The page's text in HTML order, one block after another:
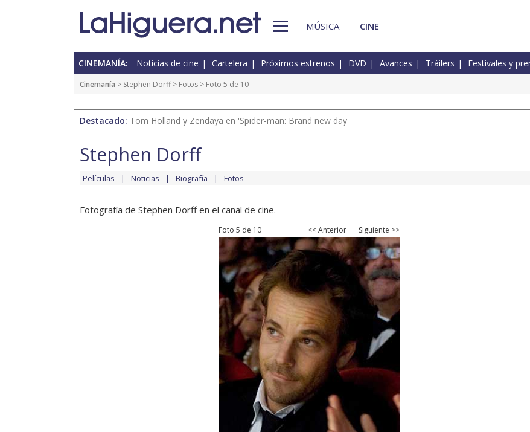
MÚSICA CINE
CINEMANÍA: Noticias de cine Cartelera Próximos estrenos DVD Avances Tráilers Festivales y
Cinemanía > Stephen Dorff> Fotos > Foto 5 de 10
Destacado: Tom Holland y Zendaya en 'Spider-man: Brand new day'
Stephen Dorff
Películas Noticias Biografía Fotos
Fotografía de Stephen Dorff en el canal de cine.
Foto 5 de 10 << Anterior Siguiente >>